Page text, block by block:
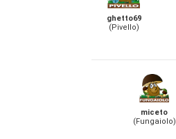
ghetto69
(Pivello)
miceto
(Fungaiolo)